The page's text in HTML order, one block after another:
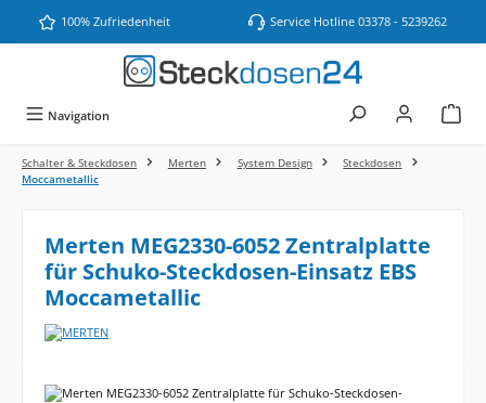
Zum Hauptinhalt springen
100% Zufriedenheit Service Hotline 03378 - 5239262
Navigation
Schalter & Steckdosen Merten System Design
Steckdosen
Moccametallic
Merten MEG2330-6052 Zentralplatte
für Schuko-Steckdosen-Einsatz EBS
Moccametallic
Bildergalerie überspringen